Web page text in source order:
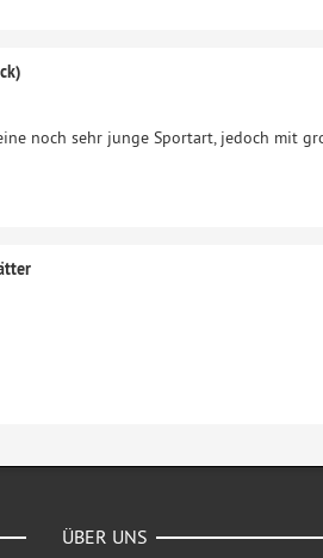
noch sehr junge Sportart, jedoch mit
ÜBER UNS